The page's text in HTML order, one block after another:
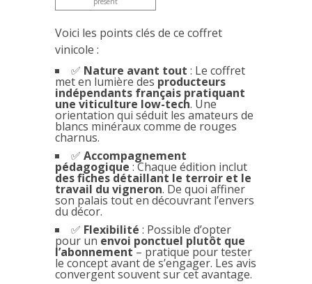
Voici les points clés de ce coffret
vinicole :
✅ Nature avant tout : Le coffret
met en lumière des producteurs
indépendants français pratiquant
une viticulture low-tech. Une
orientation qui séduit les amateurs de
blancs minéraux comme de rouges
charnus.
✅ Accompagnement
pédagogique : Chaque édition inclut
des fiches détaillant le terroir et le
travail du vigneron. De quoi affiner
son palais tout en découvrant l’envers
du décor.
✅ Flexibilité : Possible d’opter
pour un envoi ponctuel plutôt que
l’abonnement– pratique pour tester
le concept avant de s’engager. Les avis
convergent souvent sur cet avantage.